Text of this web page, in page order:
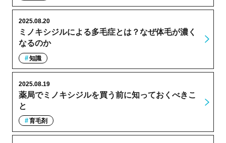
ミノキシジルによる多毛症とは？なぜ体毛が濃く
なるのか
2025.08.20
知識
薬局でミノキシジルを買う前に知っておくべきこ
と
2025.08.19
育毛剤